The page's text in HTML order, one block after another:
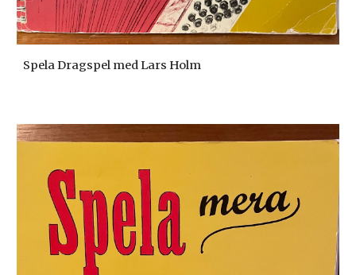
Spela Dragspel med Lars Holm